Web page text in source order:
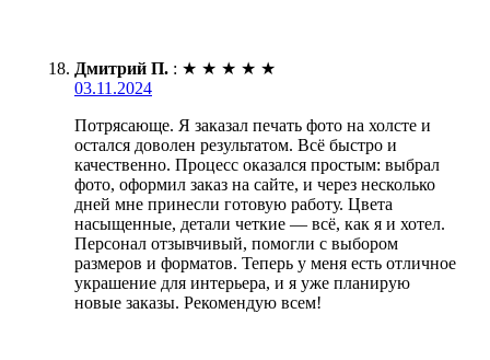
Дмитрий П. : ★ ★ ★ ★ ★
03.11.2024
Потрясающе. Я заказал печать фото на холсте и
остался доволен результатом. Всё быстро и
качественно. Процесс оказался простым: выбрал
фото, оформил заказ на сайте, и через несколько
дней мне принесли готовую работу. Цвета
насыщенные, детали четкие — всё, как я и хотел.
Персонал отзывчивый, помогли с выбором
размеров и форматов. Теперь у меня есть отличное
украшение для интерьера, и я уже планирую
новые заказы. Рекомендую всем!